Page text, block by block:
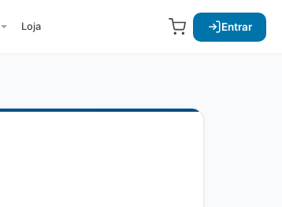
Loja Entrar